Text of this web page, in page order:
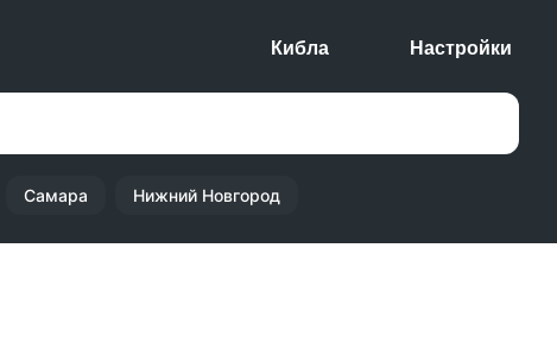
Кибла Настройки
Самара Нижний Новгород